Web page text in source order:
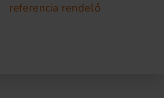
referencia rendelő